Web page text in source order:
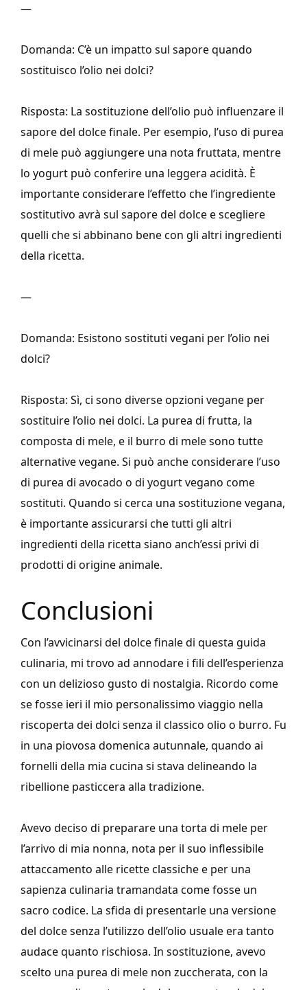
—
Domanda: C’è un impatto sul sapore quando
sostituisco l’olio nei dolci?
Risposta: La sostituzione dell’olio può influenzare il
sapore del dolce finale. Per esempio, l’uso di purea
di mele può aggiungere una nota fruttata, mentre
lo yogurt può conferire una leggera acidità. È
importante considerare l’effetto che l’ingrediente
sostitutivo avrà sul sapore del dolce e scegliere
quelli che si abbinano bene con gli altri ingredienti
della ricetta.
—
Domanda: Esistono sostituti vegani per l’olio nei
dolci?
Risposta: Sì, ci sono diverse opzioni vegane per
sostituire l’olio nei dolci. La purea di frutta, la
composta di mele, e il burro di mele sono tutte
alternative vegane. Si può anche considerare l’uso
di purea di avocado o di yogurt vegano come
sostituti. Quando si cerca una sostituzione vegana,
è importante assicurarsi che tutti gli altri
ingredienti della ricetta siano anch’essi privi di
prodotti di origine animale.
Conclusioni
Con l’avvicinarsi del dolce finale di questa guida
culinaria, mi trovo ad annodare i fili dell’esperienza
con un delizioso gusto di nostalgia. Ricordo come
se fosse ieri il mio personalissimo viaggio nella
riscoperta dei dolci senza il classico olio o burro. Fu
in una piovosa domenica autunnale, quando ai
fornelli della mia cucina si stava delineando la
ribellione pasticcera alla tradizione.
Avevo deciso di preparare una torta di mele per
l’arrivo di mia nonna, nota per il suo inflessibile
attaccamento alle ricette classiche e per una
sapienza culinaria tramandata come fosse un
sacro codice. La sfida di presentarle una versione
del dolce senza l’utilizzo dell’olio usuale era tanto
audace quanto rischiosa. In sostituzione, avevo
scelto una purea di mele non zuccherata, con la